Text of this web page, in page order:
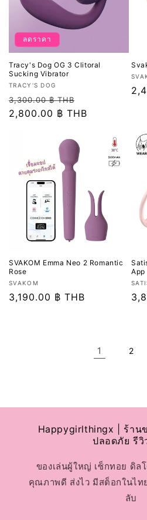
ลดราคา
Tracy's Dog OG 3 Clitoral
Sucking Vibrator
เวน
เด
อร์:
TRACY'S DOG
ราคา
ปกติ
3,300.00 ฿ THB
โปรโมชัน
2,800.00 ฿ THB
เวน
เด
รา
SVAKOM Emma Neo 2 Romantic
Rose
เวน
เด
SVAKOM
ราคา
3,190.00 ฿ THB
App
เวน
เด
รา
1 2
Happygirlthingx | ร้าน
ปลอดภัย รี
ของเล่นผู้ใหญ่ เซ็กทอย ดิล
คุณภาพดี ส่งไว มีสต็อกในไ
ลับ